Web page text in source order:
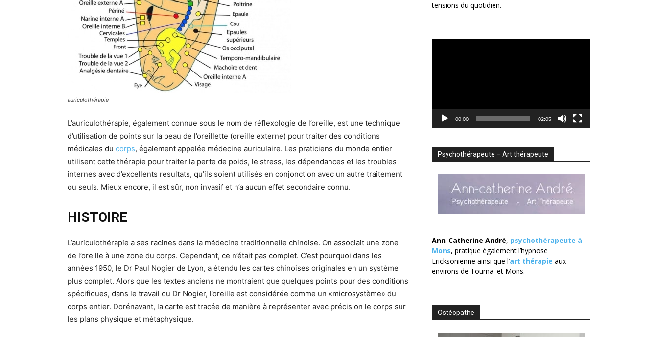
auriculothérapie
L’auriculothérapie, également connue sous le nom de réflexologie de l’oreille, est une technique
d’utilisation de points sur la peau de l’oreillette (oreille externe) pour traiter des conditions
médicales du corps, également appelée médecine auriculaire. Les praticiens du monde entier
utilisent cette thérapie pour traiter la perte de poids, le stress, les dépendances et les troubles
internes avec d’excellents résultats, qu’ils soient utilisés en conjonction avec un autre traitement
ou seuls. Mieux encore, il est sûr, non invasif et n’a aucun effet secondaire connu.
HISTOIRE
L’auriculothérapie a ses racines dans la médecine traditionnelle chinoise. On associait une zone
de l’oreille à une zone du corps. Cependant, ce n’était pas complet. C’est pourquoi dans les
années 1950, le Dr Paul Nogier de Lyon, a étendu les cartes chinoises originales en un système
plus complet. Alors que les textes anciens ne montraient que quelques points pour des conditions
spécifiques, dans le travail du Dr Nogier, l’oreille est considérée comme un «microsystème» du
corps entier. Dorénavant, la carte est tracée de manière à représenter avec précision le corps sur
les plans physique et métaphysique.
tensions du quotidien.
00:00 02:05
Psychothérapeute – Art thérapeute
Ann-Catherine André, psychothérapeute à
Mons, pratique également l’hypnose
Ericksonienne ainsi que l’art thérapie aux
environs de Tournai et Mons.
Ostéopathe